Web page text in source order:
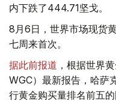
内下跌了444.71坚戈。
8月6日，世界市场现货
七周来首次。
据此前报道 ，根据世界
WGC）最新报告，哈萨
行黄金购买量排名前五的